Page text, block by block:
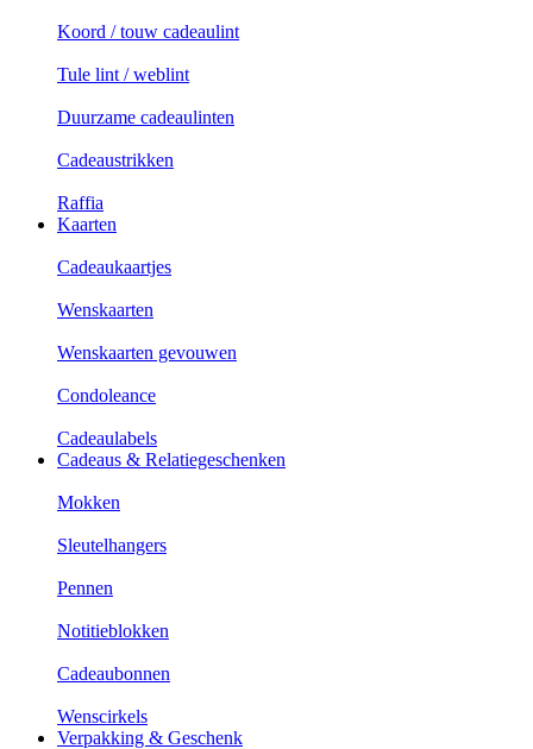
Koord / touw cadeaulint
Tule lint / weblint
Duurzame cadeaulinten
Cadeaustrikken
Raffia
Kaarten
Cadeaukaartjes
Wenskaarten
Wenskaarten gevouwen
Condoleance
Cadeaulabels
Cadeaus & Relatiegeschenken
Mokken
Sleutelhangers
Pennen
Notitieblokken
Cadeaubonnen
Wenscirkels
Verpakking & Geschenk